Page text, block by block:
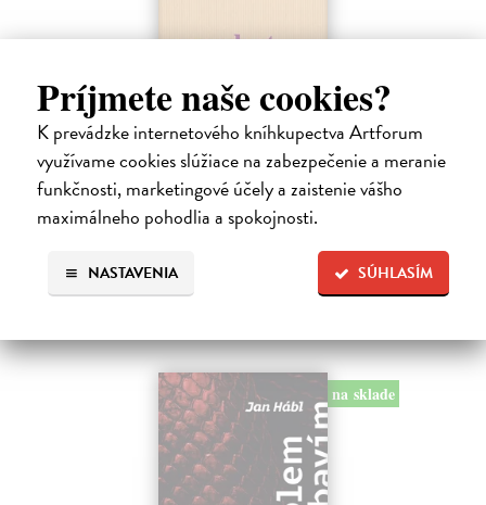
Príjmete naše cookies?
K prevádzke internetového kníhkupectva Artforum
využívame cookies slúžiace na zabezpečenie a meranie
funkčnosti, marketingové účely a zaistenie vášho
maximálneho pohodlia a spokojnosti.
SÚHLASÍM
NASTAVENIA
Pomalost
Kundera Milan | Kniha
Pomalost, chronologicky první ze čtyř románů Milana Kundery
napsaných francouzsky, vychází v českém překladu Anny
Kareninové. Vydávání Kunderových románů v českém jazyce se
uzavírá.
14,73 €
na sklade